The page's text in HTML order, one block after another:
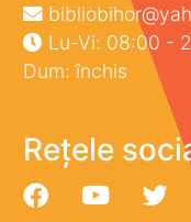
Lu-Vi: 08:00 -
Dum: închis
Rețele